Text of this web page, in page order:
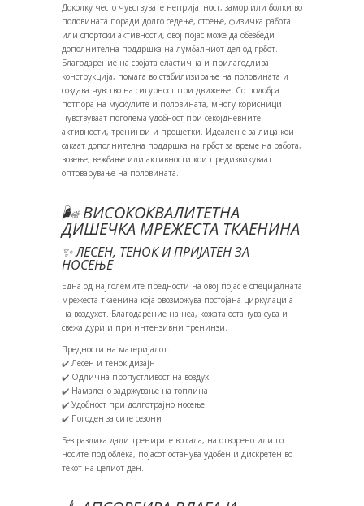
Доколку често чувствувате непријатност, замор или болки во
половината поради долго седење, стоење, физичка работа
или спортски активности, овој појас може да обезбеди
дополнителна поддршка на лумбалниот дел од грбот.
Благодарение на својата еластична и прилагодлива
конструкција, помага во стабилизирање на половината и
создава чувство на сигурност при движење. Со подобра
потпора на мускулите и половината, многу корисници
чувствуваат поголема удобност при секојдневните
активности, тренинзи и прошетки. Идеален е за лица кои
сакаат дополнителна поддршка на грбот за време на работа,
возење, вежбање или активности кои предизвикуваат
оптоварување на половината.
🌬️ ВИСОКОКВАЛИТЕТНА
ДИШЕЧКА МРЕЖЕСТА ТКАЕНИНА
✨ ЛЕСЕН, ТЕНОК И ПРИЈАТЕН ЗА
НОСЕЊЕ
Една од најголемите предности на овој појас е специјалната
мрежеста ткаенина која овозможува постојана циркулација
на воздухот. Благодарение на неа, кожата останува сува и
свежа дури и при интензивни тренинзи.
Предности на материјалот:
✔️ Лесен и тенок дизајн
✔️ Одлична пропустливост на воздух
✔️ Намалено задржување на топлина
✔️ Удобност при долготрајно носење
✔️ Погоден за сите сезони
Без разлика дали тренирате во сала, на отворено или го
носите под облека, појасот останува удобен и дискретен во
текот на целиот ден.